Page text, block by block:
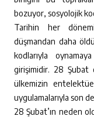
bozuyor, sosyolojik
Tarihin her
düşmandan daha
kodlarıyla
girişimidir. 28 Şubat
ülkemizin
uygulamalarıyla son
28 Şubat’ın neden